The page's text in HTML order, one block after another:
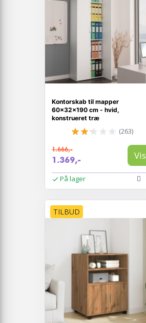
Kontorskab til mapper
60×32×190 cm - hvid,
konstrueret træ
(263)
1.666,-
1.369,- Vis
På lager
TILBUD